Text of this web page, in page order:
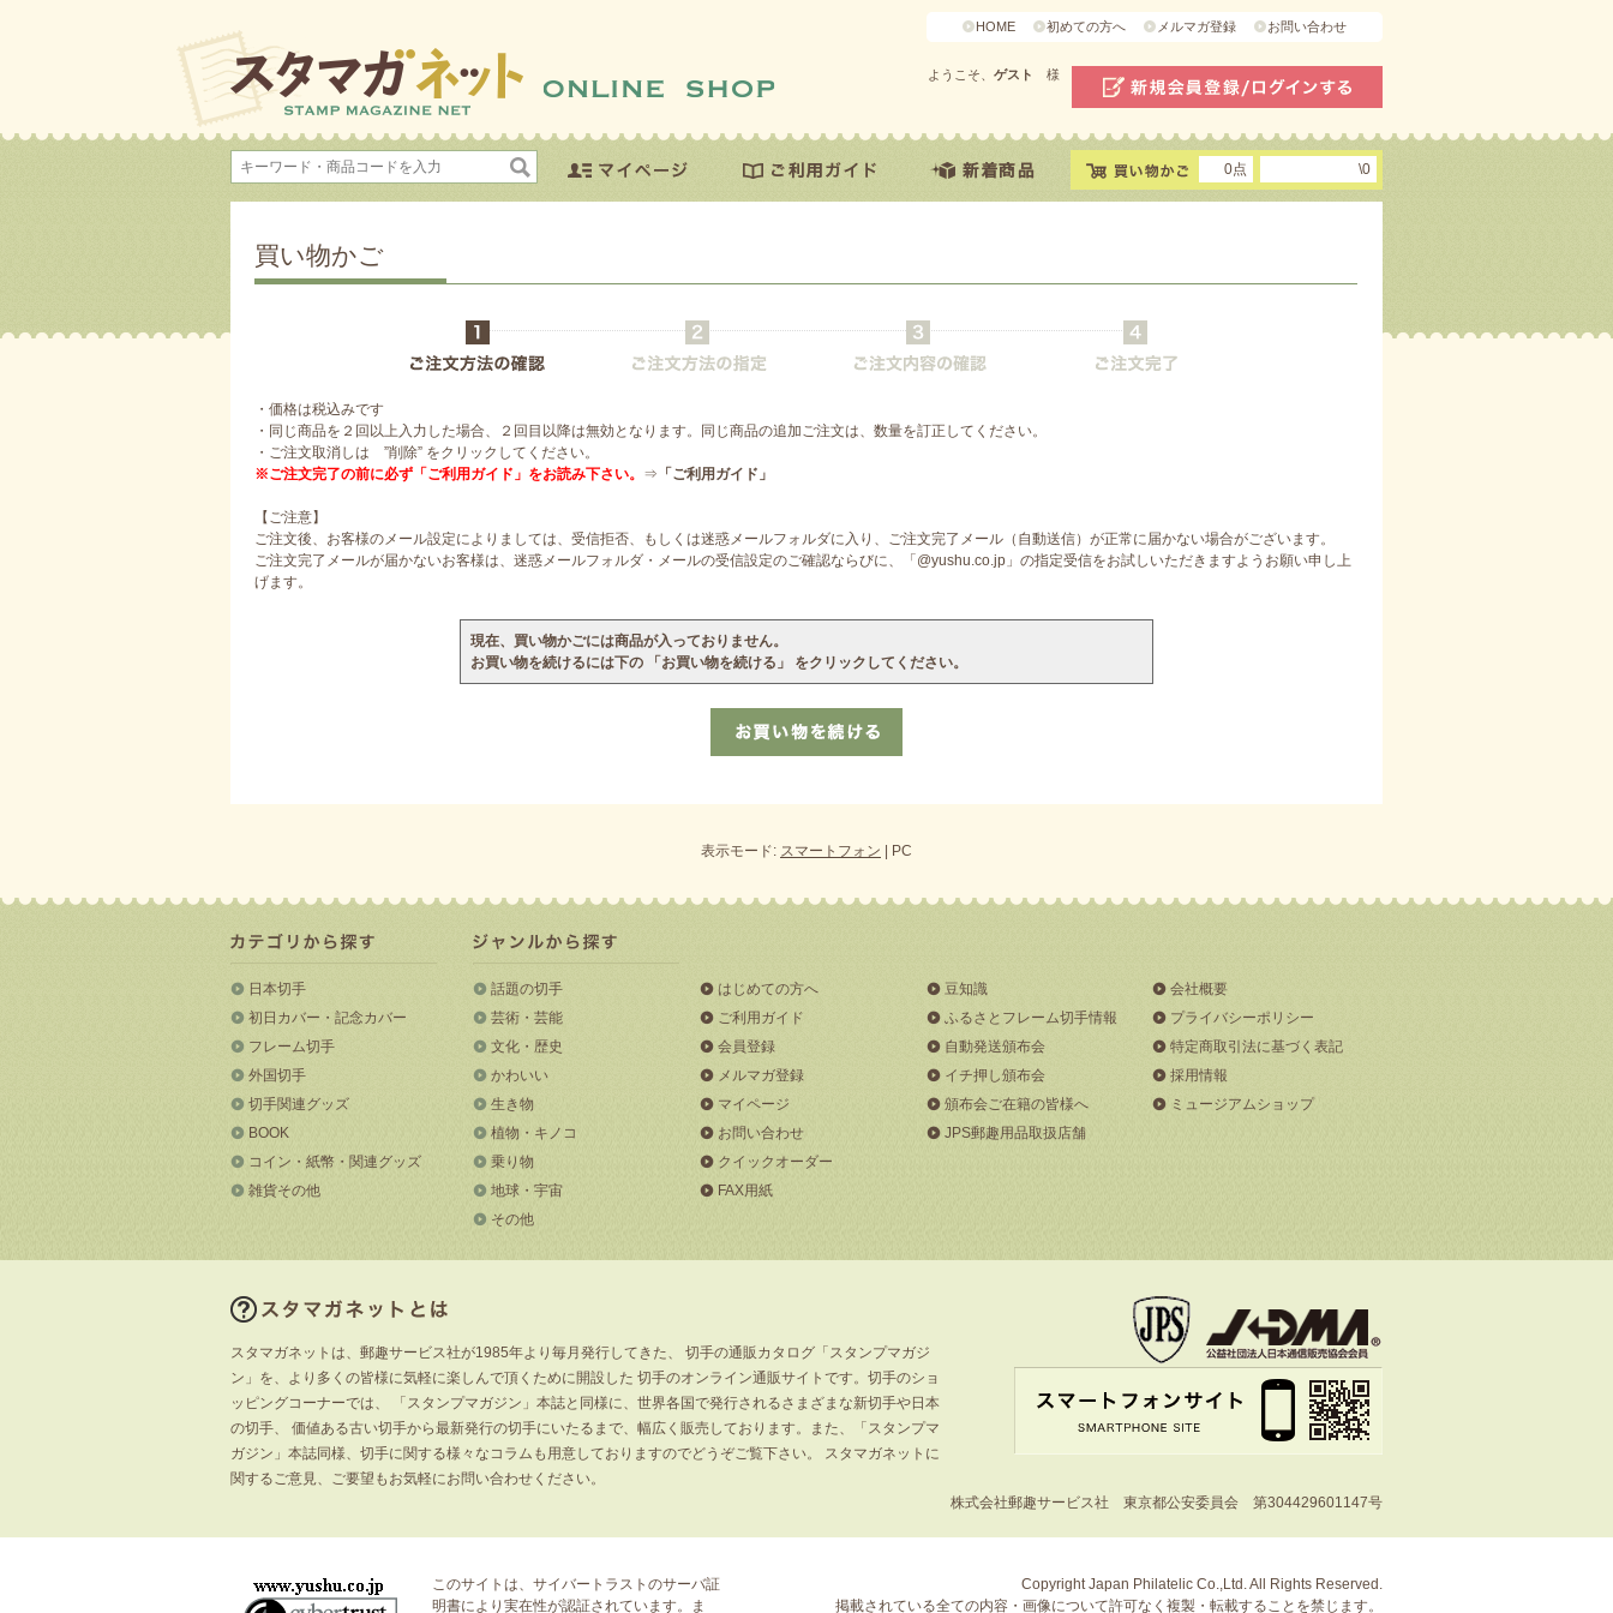
HOME 初めての方へ メルマガ登録 お問い合わせ
ようこそ、 ゲスト 様
0点 \0
買い物かご
・価格は税込みです
・同じ商品を２回以上入力した場合、２回目以降は無効となります。同じ商品の追加ご注文は、数量を訂正してください。
・ご注文取消しは ”削除” をクリックしてください。
※ご注文完了の前に必ず「ご利用ガイド」をお読み下さい。 ⇒ 「ご利用ガイド」
【ご注意】
ご注文後、お客様のメール設定によりましては、受信拒否、もしくは迷惑メールフォルダに入り、ご注文完了メール（自動送信）が正常に届かない場合がございます。
ご注文完了メールが届かないお客様は、迷惑メールフォルダ・メールの受信設定のご確認ならびに、「@yushu.co.jp」の指定受信をお試しいただきますようお願い申し上
げます。
現在、買い物かごには商品が入っておりません。
お買い物を続けるには下の 「お買い物を続ける」 をクリックしてください。
表示モード: スマートフォン | PC
日本切手
初日カバー・記念カバー
フレーム切手
外国切手
切手関連グッズ
BOOK
コイン・紙幣・関連グッズ
雑貨その他
話題の切手
芸術・芸能
文化・歴史
かわいい
生き物
植物・キノコ
乗り物
地球・宇宙
その他
はじめての方へ
ご利用ガイド
会員登録
メルマガ登録
マイページ
お問い合わせ
クイックオーダー
FAX用紙
豆知識
ふるさとフレーム切手情報
自動発送頒布会
イチ押し頒布会
頒布会ご在籍の皆様へ
JPS郵趣用品取扱店舗
会社概要
プライバシーポリシー
特定商取引法に基づく表記
採用情報
ミュージアムショップ
スタマガネットは、郵趣サービス社が1985年より毎月発行してきた、 切手の通販カタログ「スタンプマガジ
ン」を、より多くの皆様に気軽に楽しんで頂くために開設した 切手のオンライン通販サイトです。切手のショ
ッピングコーナーでは、 「スタンプマガジン」本誌と同様に、世界各国で発行されるさまざまな新切手や日本
の切手、 価値ある古い切手から最新発行の切手にいたるまで、幅広く販売しております。また、「スタンプマ
ガジン」本誌同様、切手に関する様々なコラムも用意しておりますのでどうぞご覧下さい。 スタマガネットに
関するご意見、ご要望もお気軽にお問い合わせください。
株式会社郵趣サービス社 東京都公安委員会 第304429601147号
このサイトは、サイバートラストのサーバ証
明書により実在性が認証されています。ま
Copyright Japan Philatelic Co.,Ltd. All Rights Reserved.
掲載されている全ての内容・画像について許可なく複製・転載することを禁じます。